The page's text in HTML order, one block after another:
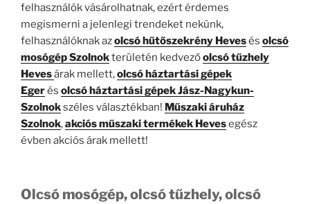
felhasználók vásárolhatnak, ezért érdemes
megismerni a jelenlegi trendeket nekünk,
felhasználóknak azolcsó hűtőszekrény Hevesés olcsó
mosógép Szolnokterületén kedvezőolcsó tűzhely
Hevesárak mellett,olcsó háztartási gépek
Egerés olcsó háztartási gépek Jász-Nagykun-
Szolnokszéles választékban! Műszaki áruház
Szolnok,akciós műszaki termékek Hevesegész
évben akciós árak mellett!
Olcsó mosógép, olcsó tűzhely, olcsó